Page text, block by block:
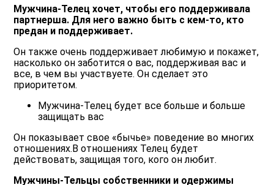
Мужчина-Телец хочет, чтобы его поддерживала
партнерша. Для него важно быть с кем-то, кто
предан и поддерживает.
Он также очень поддерживает любимую и покажет,
насколько он заботится о вас, поддерживая вас и
все, в чем вы участвуете. Он сделает это
приоритетом.
Мужчина-Телец будет все больше и больше
защищать вас
Он показывает свое «бычье» поведение во многих
отношениях.В отношениях Телец будет
действовать, защищая того, кого он любит.
Мужчины-Тельцы собственники и одержимы